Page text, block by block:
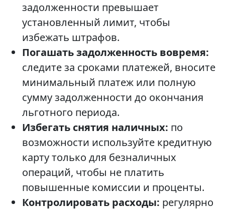
задолженности превышает
установленный лимит, чтобы
избежать штрафов.
Погашать задолженность вовремя:
следите за сроками платежей, вносите
минимальный платеж или полную
сумму задолженности до окончания
льготного периода.
Избегать снятия наличных: по
возможности используйте кредитную
карту только для безналичных
операций, чтобы не платить
повышенные комиссии и проценты.
Контролировать расходы: регулярно